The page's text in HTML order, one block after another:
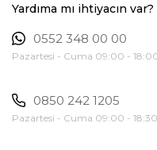
Yardıma mı ihtiyacın var?
0552 348 00 00
Pazartesi - Cuma 09:00 -
0850 242 1205
Pazartesi - Cuma 09:00 -